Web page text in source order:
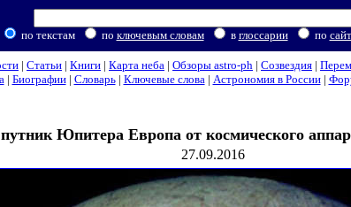
по текстам по ключевым словам в глоссарии по
| Статьи | Книги | Карта неба | Обзоры astro-ph | Созвездия |
| Биографии| Словарь| Ключевые слова| Астрономия в России|
Юпитера Европа от космического
27.09.2016